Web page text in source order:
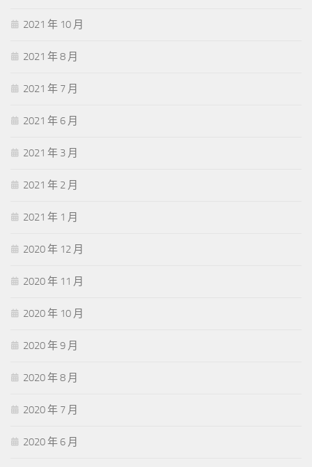
2021 年 10 月
2021 年 8 月
2021 年 7 月
2021 年 6 月
2021 年 3 月
2021 年 2 月
2021 年 1 月
2020 年 12 月
2020 年 11 月
2020 年 10 月
2020 年 9 月
2020 年 8 月
2020 年 7 月
2020 年 6 月